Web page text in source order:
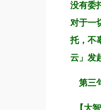
没有委
对于一
托，不
云」发
第三
【大